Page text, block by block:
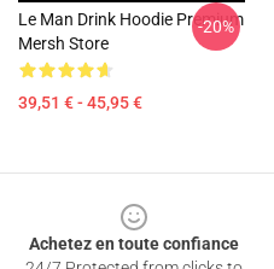
Le Man Drink Hoodie Premium
Mersh Store
39,51 € - 45,95 €
-20%
Achetez en toute confiance